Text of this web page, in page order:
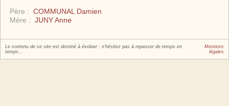
Père : COMMUNAL Damien
Mère : JUNY Anne
Le contenu de ce site est destiné à évoluer : n'hésitez pas à repasser de temps en
temps…
Mentions
légales